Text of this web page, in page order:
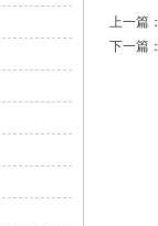
上一篇：
下一篇：